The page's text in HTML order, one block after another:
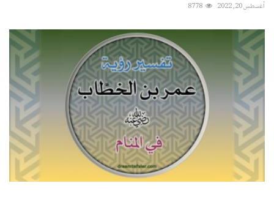
أغسطس 20, 2022 8778